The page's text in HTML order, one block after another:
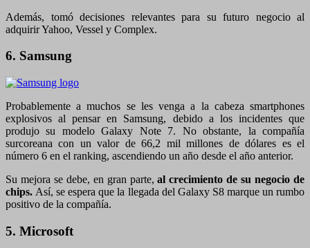
Además, tomó decisiones relevantes para su futuro negocio al
adquirir Yahoo, Vessel y Complex.
6. Samsung
Probablemente a muchos se les venga a la cabeza smartphones
explosivos al pensar en Samsung, debido a los incidentes que
produjo su modelo Galaxy Note 7. No obstante, la compañía
surcoreana con un valor de 66,2 mil millones de dólares es el
número 6 en el ranking, ascendiendo un año desde el año anterior.
Su mejora se debe, en gran parte, al crecimiento de su negocio de
chips. Así, se espera que la llegada del Galaxy S8 marque un rumbo
positivo de la compañía.
5. Microsoft